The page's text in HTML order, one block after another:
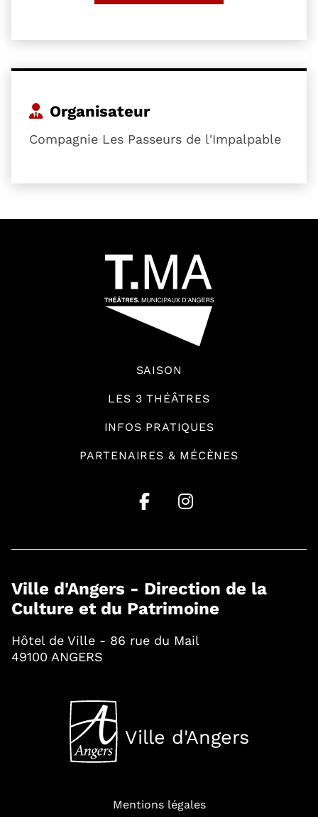
Organisateur
Compagnie Les Passeurs de l'Impalpable
SAISON
LES 3 THÉÂTRES
INFOS PRATIQUES
PARTENAIRES & MÉCÈNES
Ville d'Angers - Direction de la
Culture et du Patrimoine
Hôtel de Ville - 86 rue du Mail
49100 ANGERS
Ville d'Angers
, Ouvre une nouvelle
Mentions légales